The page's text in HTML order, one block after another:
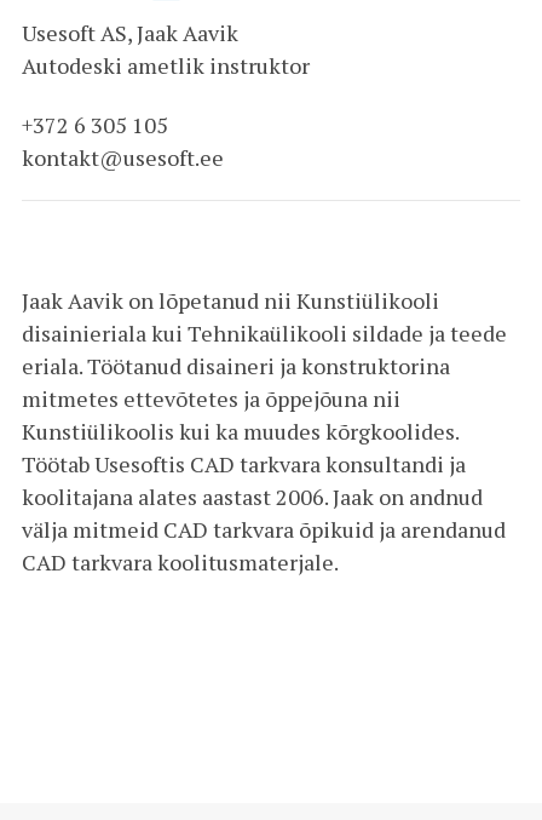
Usesoft AS, Jaak Aavik
Autodeski ametlik instruktor
+372 6 305 105
kontakt@usesoft.ee
Jaak Aavik on lõpetanud nii Kunstiülikooli
disainieriala kui Tehnikaülikooli sildade ja teede
eriala. Töötanud disaineri ja konstruktorina
mitmetes ettevõtetes ja õppejõuna nii
Kunstiülikoolis kui ka muudes kõrgkoolides.
Töötab Usesoftis CAD tarkvara konsultandi ja
koolitajana alates aastast 2006. Jaak on andnud
välja mitmeid CAD tarkvara õpikuid ja arendanud
CAD tarkvara koolitusmaterjale.